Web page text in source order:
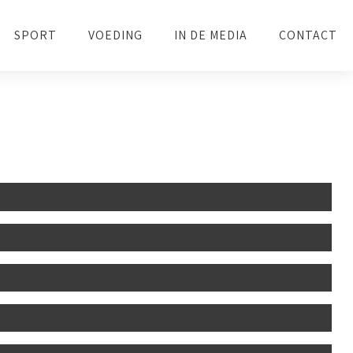
SPORT VOEDING IN DE MEDIA CONTACT